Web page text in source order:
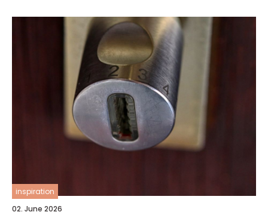
inspiration
02. June 2026